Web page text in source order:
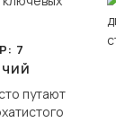
7
путают